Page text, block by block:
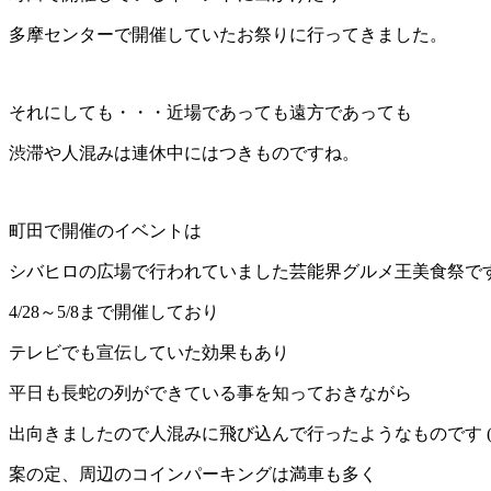
多摩センターで開催していたお祭りに行ってきました。
それにしても・・・近場であっても遠方であっても
渋滞や人混みは連休中にはつきものですね。
町田で開催のイベントは
シバヒロの広場で行われていました芸能界グルメ王美食祭で
4/28～5/8まで開催しており
テレビでも宣伝していた効果もあり
平日も長蛇の列ができている事を知っておきながら
出向きましたので人混みに飛び込んで行ったようなものです
案の定、周辺のコインパーキングは満車も多く